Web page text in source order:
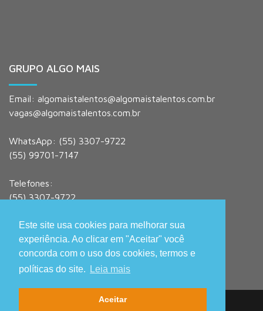
Este site usa cookies para melhorar sua
experiência. Ao clicar em "Aceitar" você
concorda com o uso dos cookies, termos e
políticas do site.
Leia mais
Aceitar
GRUPO ALGO MAIS
Email: algomaistalentos@algomaistalentos.com.br
vagas@algomaistalentos.com.br
WhatsApp: (55) 3307-9722
(55) 99701-7147
Telefones:
(55) 3307-9722
Rua Dr. Fernando Chagas Carvalho, 187
Bairro Dores - Santa Maria/RS
CEP: 97095-140